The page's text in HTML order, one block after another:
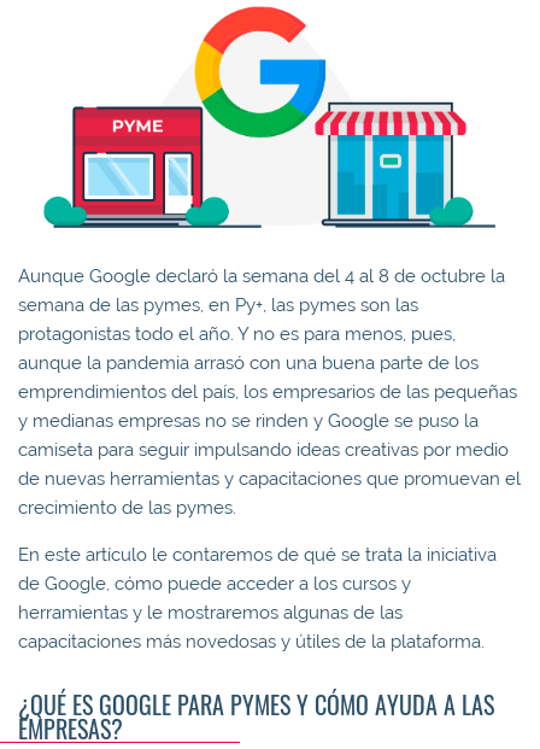
Aunque Google declaró la semana del 4 al 8 de octubre la
semana de las pymes, en Py+, las pymes son las
protagonistas todo el año. Y no es para menos, pues,
aunque la pandemia arrasó con una buena parte de los
emprendimientos del país, los empresarios de las pequeñas
y medianas empresas no se rinden y Google se puso la
camiseta para seguir impulsando ideas creativas por medio
de nuevas herramientas y capacitaciones que promuevan el
crecimiento de las pymes.
En este artículo le contaremos de qué se trata la iniciativa
de Google, cómo puede acceder a los cursos y
herramientas y le mostraremos algunas de las
capacitaciones más novedosas y útiles de la plataforma.
¿QUÉ ES GOOGLE PARA PYMES Y CÓMO AYUDA A LAS
EMPRESAS?